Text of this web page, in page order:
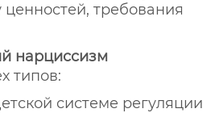
ценностей, требования
нарциссизм
типов:
системе регуляции